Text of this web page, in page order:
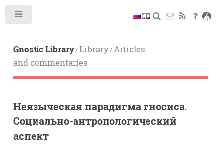
Gnostic Library/Library/Articles
and commentaries
Неязыческая парадигма гносиса.
Социально-антропологический
аспект